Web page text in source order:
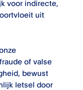
voor indirecte,
uit
of valse
bewust
letsel door